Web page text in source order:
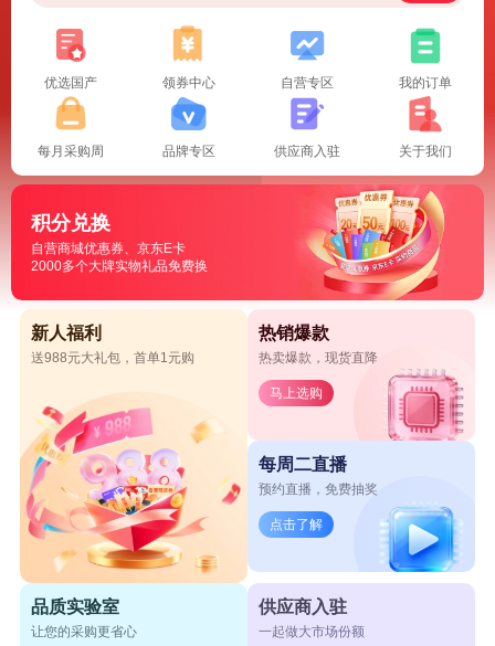
优选国产 领券中心 自营专区 我的订单
每月采购周 品牌专区 供应商入驻 关于我们
积分兑换
自营商城优惠券、京东E卡
2000多个大牌实物礼品免费换
新人福利
送988元大礼包，首单1元购
热销爆款
热卖爆款，现货直降
马上选购
每周二直播
预约直播，免费抽奖
点击了解
品质实验室
让您的采购更省心
供应商入驻
一起做大市场份额